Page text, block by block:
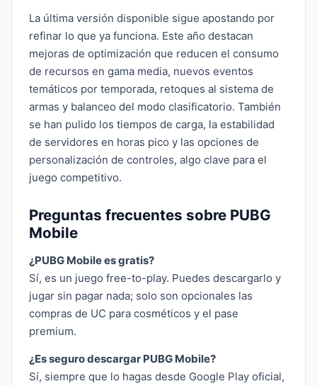
La última versión disponible sigue apostando por
refinar lo que ya funciona. Este año destacan
mejoras de optimización que reducen el consumo
de recursos en gama media, nuevos eventos
temáticos por temporada, retoques al sistema de
armas y balanceo del modo clasificatorio. También
se han pulido los tiempos de carga, la estabilidad
de servidores en horas pico y las opciones de
personalización de controles, algo clave para el
juego competitivo.
Preguntas frecuentes sobre PUBG
Mobile
¿PUBG Mobile es gratis?
Sí, es un juego free-to-play. Puedes descargarlo y
jugar sin pagar nada; solo son opcionales las
compras de UC para cosméticos y el pase
premium.
¿Es seguro descargar PUBG Mobile?
Sí, siempre que lo hagas desde Google Play oficial,